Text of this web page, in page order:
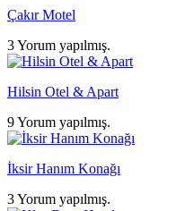
Çakır Motel
3 Yorum yapılmış.
Hilsin Otel & Apart
9 Yorum yapılmış.
İksir Hanım Konağı
3 Yorum yapılmış.